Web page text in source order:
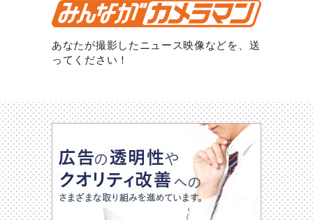
あなたが撮影したニュース映像などを、送
ってください！